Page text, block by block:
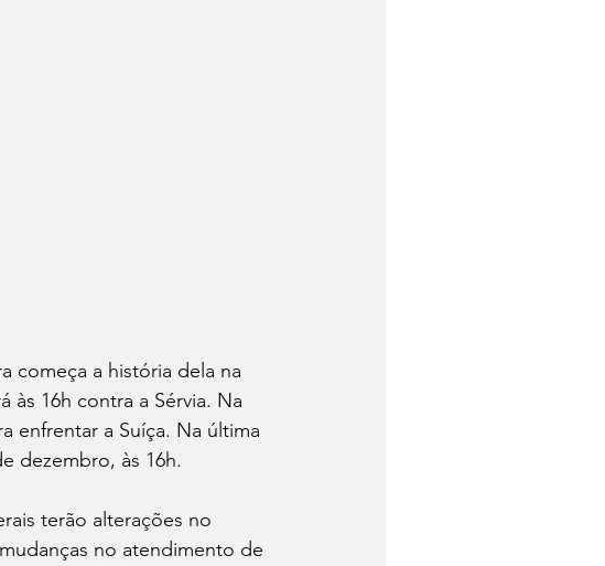
começa a história dela na
16h contra a Sérvia. Na
enfrentar a Suíça. Na última
dezembro, às 16h.
terão alterações no
no atendimento de